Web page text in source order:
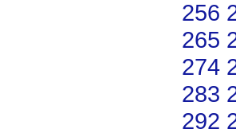
256
265
274
283
292